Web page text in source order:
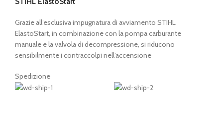
Grazie all’esclusiva impugnatura di avviamento STIHL
ElastoStart, in combinazione con la pompa carburante
manuale e la valvola di decompressione, si riducono
sensibilmente i contraccolpi nell’accensione
Spedizione